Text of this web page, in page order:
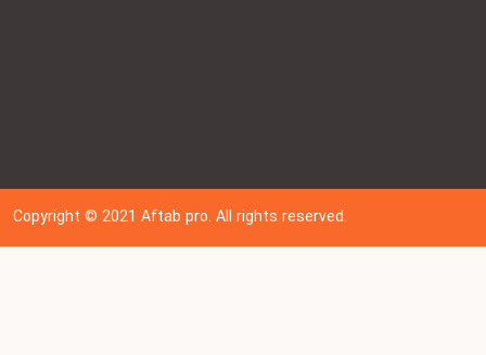
Copyright © 202 1Aftab pro. All rights reserved.